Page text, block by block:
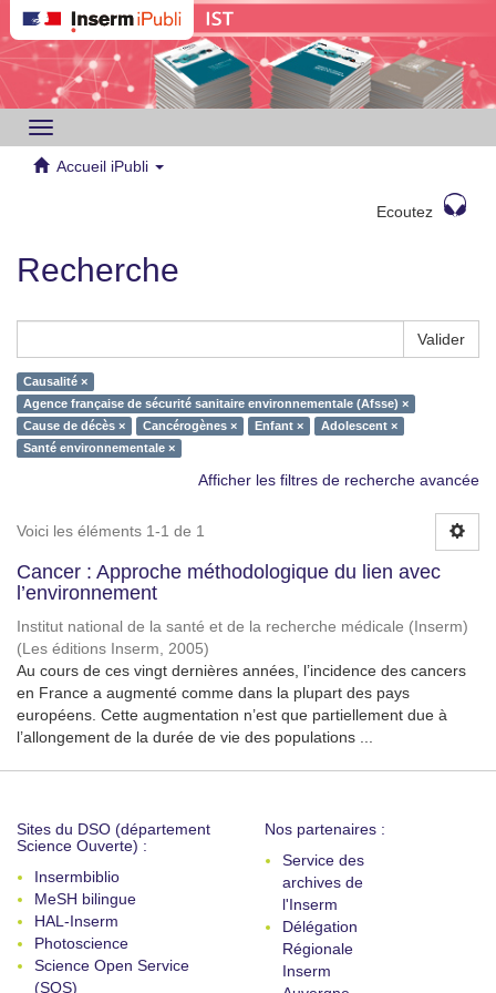
Toggle
navigation
Accueil iPubli
Ecoutez
Recherche
Valider
Causalité ×
Agence française de sécurité sanitaire environnementale (Afsse) ×
Cause de décès ×
Cancérogènes × Enfant ×
Adolescent ×
Santé environnementale ×
Afficher les filtres de recherche avancée
Voici les éléments 1-1 de 1
Cancer : Approche méthodologique du lien avec
l’environnement
Institut national de la santé et de la recherche médicale (Inserm)
(Les éditions Inserm, 2005)
Au cours de ces vingt dernières années, l’incidence des cancers
en France a augmenté comme dans la plupart des pays
européens. Cette augmentation n’est que partiellement due à
l’allongement de la durée de vie des populations ...
Sites du DSO (département
Science Ouverte) :
Insermbiblio
MeSH bilingue
HAL-Inserm
Photoscience
Science Open Service
(SOS)
Nos partenaires :
Service des
archives de
l'Inserm
Délégation
Régionale
Inserm